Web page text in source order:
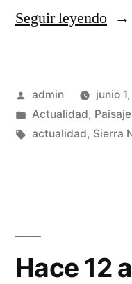
Seguir leyendo
Publicado
por
admin
junio
Publicado
en
Actualidad,
Etiquetas:
actualidad, Sierra
Hace 12